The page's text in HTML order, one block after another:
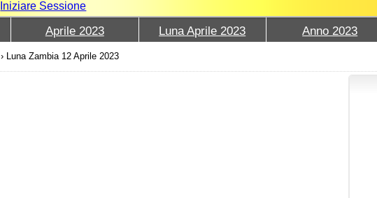
Iniziare Sessione
Aprile 2023 Luna Aprile 2023 Anno 2023
› Luna Zambia 12 Aprile 2023